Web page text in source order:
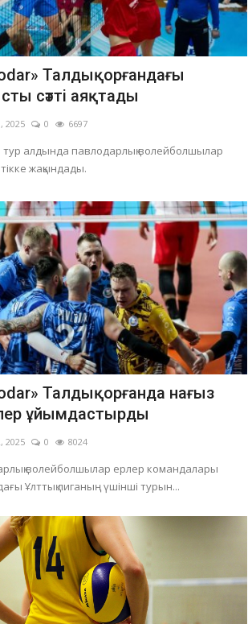
Талдықорғандағы
сәтті аяқтады
2025 0 6697
алдында павлодарлық волейболшылар
жақындады.
Талдықорғанда нағыз
ұйымдастырды
2025 0 8024
волейболшылар ерлер командалары
Ұлттық лиганың үшінші турын...
қоғамдық тәртіпті сақтауға 700-ден астам ерікті